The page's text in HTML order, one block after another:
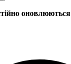
оновлюються